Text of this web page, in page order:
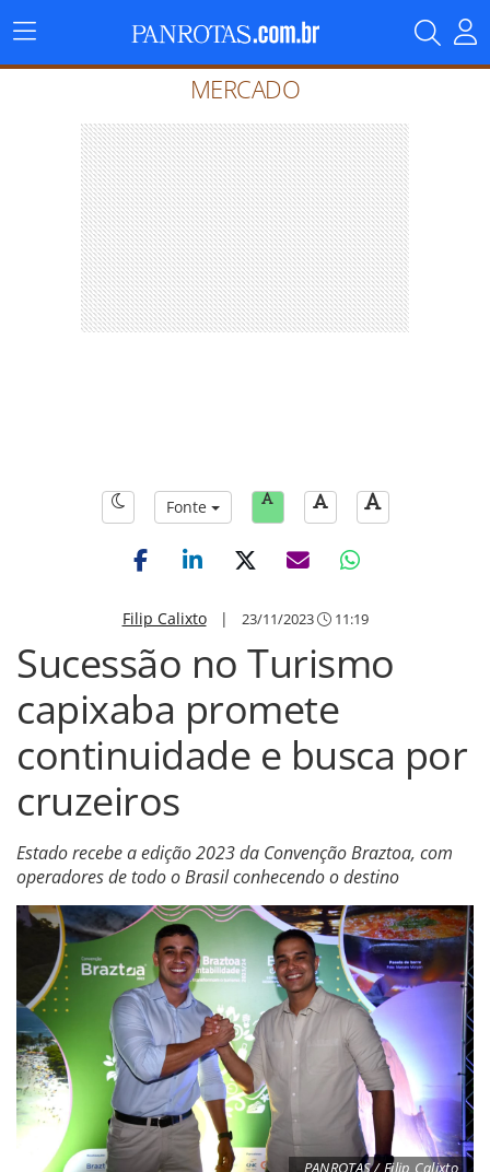
Menu
Principal
MERCADO
Fonte
Filip Calixto| 23/11/2023 11:19
Sucessão no Turismo
capixaba promete
continuidade e busca por
cruzeiros
Estado recebe a edição 2023 da Convenção Braztoa, com
operadores de todo o Brasil conhecendo o destino
PANROTAS / Filip Calixto